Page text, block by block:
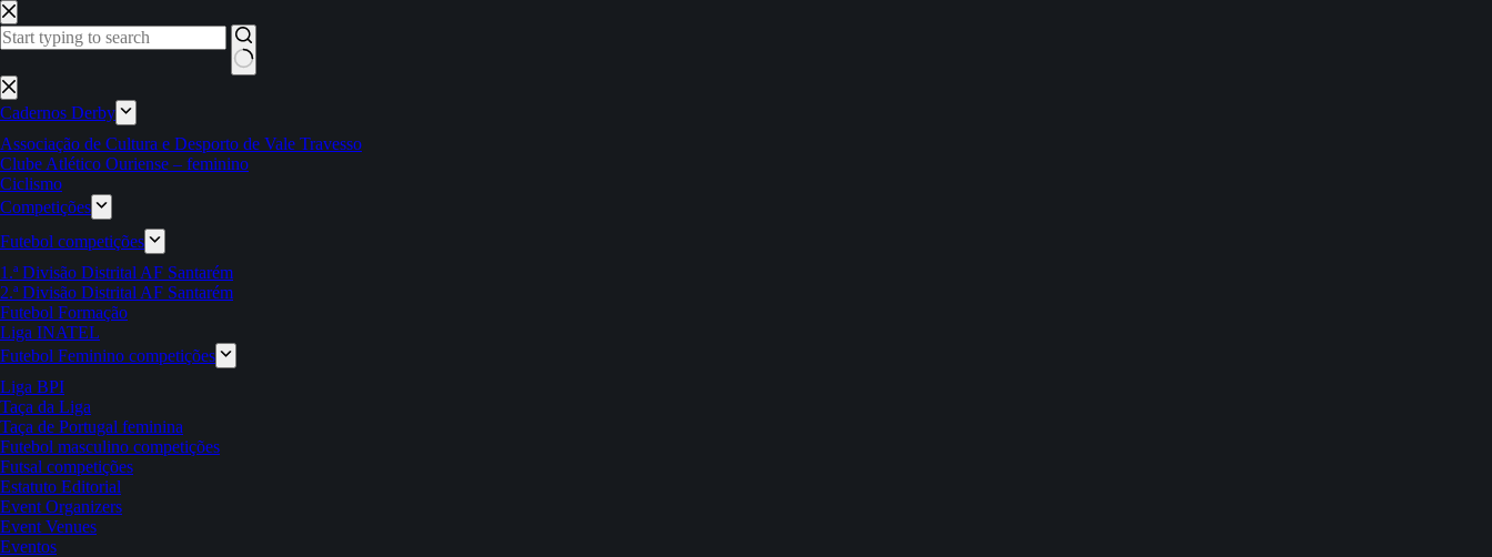
Pular
para
o
Sem
resultados
Cadernos Derby
Associação de Cultura e Desporto de Vale Travesso
Clube Atlético Ouriense – feminino
Ciclismo
Competições
Futebol competições
1.ª Divisão Distrital AF Santarém
2.ª Divisão Distrital AF Santarém
Futebol Formação
Liga INATEL
Futebol Feminino competições
Liga BPI
Taça da Liga
Taça de Portugal feminina
Futebol masculino competições
Futsal competições
Estatuto Editorial
Event Organizers
Event Venues
Eventos